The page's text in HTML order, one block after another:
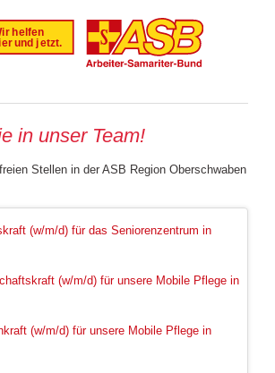
in unser Team!
Stellen in der ASB Region Oberschwaben
(w/m/d) für das Seniorenzentrum in
(w/m/d) für unsere Mobile Pflege in
(w/m/d) für unsere Mobile Pflege in